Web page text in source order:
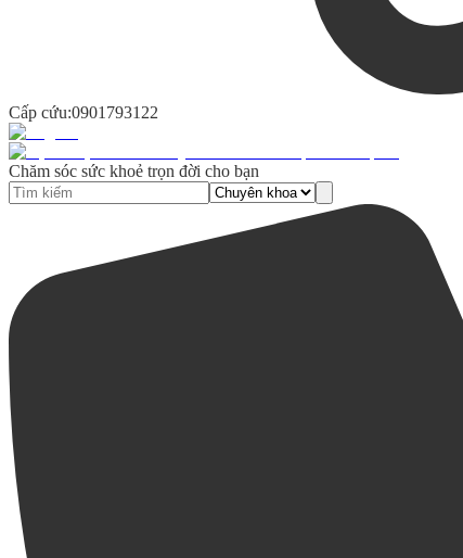
Cấp cứu:0901793122
Chăm sóc sức khoẻ trọn đời cho bạn